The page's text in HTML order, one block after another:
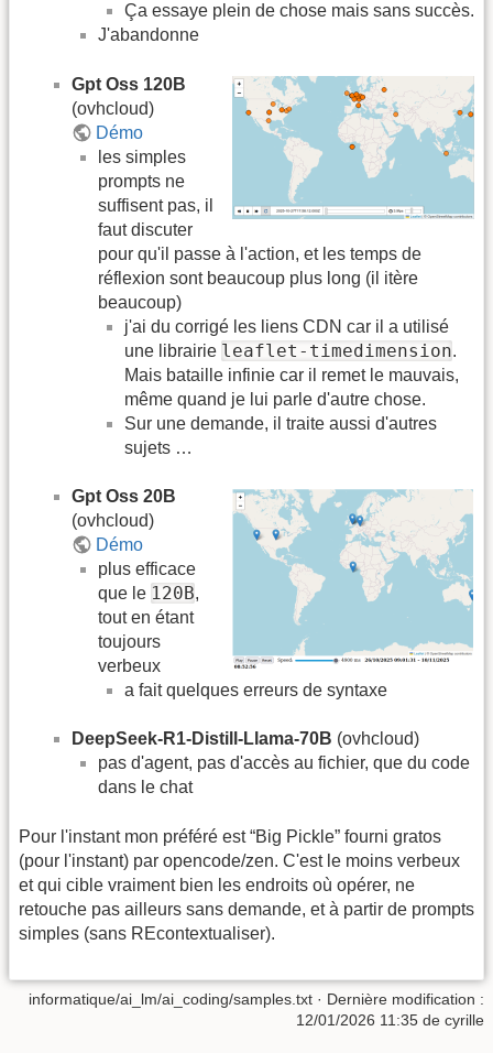
Ça essaye plein de chose mais sans succès.
J'abandonne
Gpt Oss 120B
(ovhcloud)
Démo
les simples
prompts ne
suffisent pas, il
faut discuter
pour qu'il passe à l'action, et les temps de
réflexion sont beaucoup plus long (il itère
beaucoup)
j'ai du corrigé les liens CDN car il a utilisé
une librairie leaflet-timedimension.
Mais bataille infinie car il remet le mauvais,
même quand je lui parle d'autre chose.
Sur une demande, il traite aussi d'autres
sujets …
Gpt Oss 20B
(ovhcloud)
Démo
plus efficace
que le 120B,
tout en étant
toujours
verbeux
a fait quelques erreurs de syntaxe
DeepSeek-R1-Distill-Llama-70B (ovhcloud)
pas d'agent, pas d'accès au fichier, que du code
dans le chat
Pour l'instant mon préféré est “Big Pickle” fourni gratos
(pour l'instant) par opencode/zen. C'est le moins verbeux
et qui cible vraiment bien les endroits où opérer, ne
retouche pas ailleurs sans demande, et à partir de prompts
simples (sans REcontextualiser).
informatique/ai_lm/ai_coding/samples.txt · Dernière modification :
12/01/2026 11:35 de cyrille